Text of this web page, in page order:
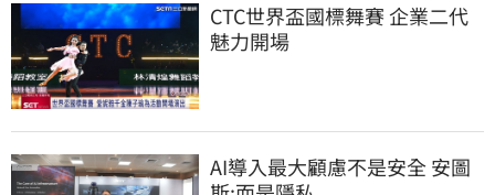
CTC世界盃國標舞賽 企業二代
魅力開場
AI導入最大顧慮不是安全 安圖